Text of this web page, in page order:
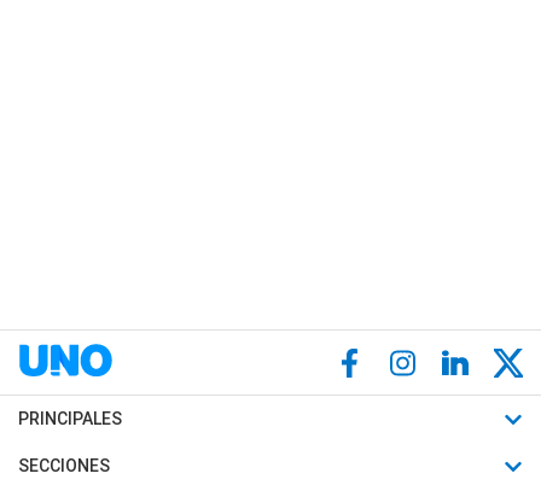
PRINCIPALES
Últimas Noticias
SECCIONES